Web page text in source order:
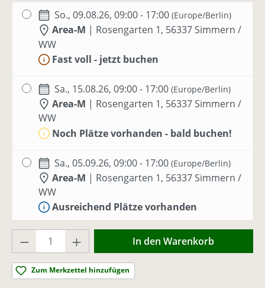
So., 09.08.26, 09:00 - 17:00(Europe/Berlin)
Area-M | Rosengarten 1, 56337 Simmern /
WW
Fast voll - jetzt buchen
Sa., 15.08.26, 09:00 - 17:00(Europe/Berlin)
Area-M | Rosengarten 1, 56337 Simmern /
WW
Noch Plätze vorhanden - bald buchen!
Sa., 05.09.26, 09:00 - 17:00(Europe/Berlin)
Area-M | Rosengarten 1, 56337 Simmern /
WW
Ausreichend Plätze vorhanden
So., 20.09.26, 09:00 - 17:00(Europe/Berlin)
Area-M|Rosengarten 1, 56337 Simmern /
WW
Ausreichend Plätze vorhanden
Produkt Anzahl: Gib den gewünschten
In den Warenkorb
Zum Merkzettel hinzufügen